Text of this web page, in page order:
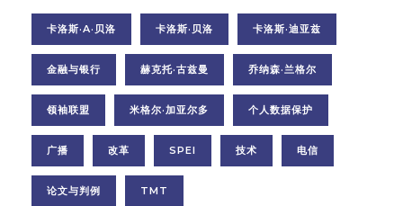
卡洛斯·A·贝洛 卡洛斯·贝洛 卡洛斯·迪亚兹
金融与银行 赫克托·古兹曼 乔纳森·兰格尔
领袖联盟 米格尔·加亚尔多 个人数据保护
广播 改革 SPEI 技术 电信
论文与判例 TMT